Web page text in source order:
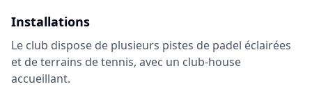
Installations
Le club dispose de plusieurs pistes de padel éclairées
et de terrains de tennis, avec un club-house
accueillant.